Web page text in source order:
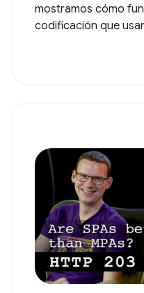
mostramos cómo
codificación que